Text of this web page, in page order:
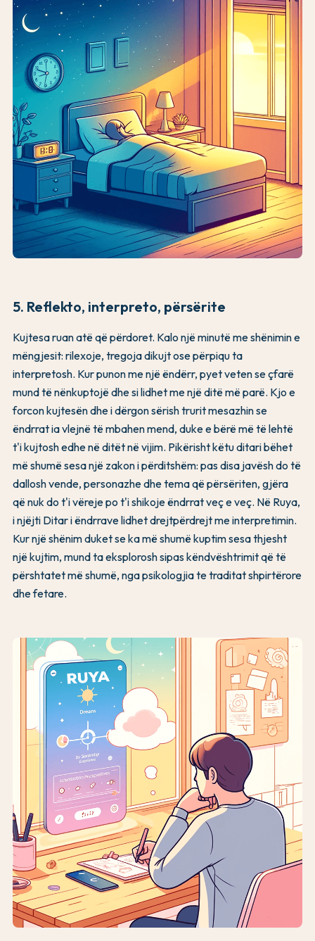
5. Reflekto, interpreto, përsërite
Kujtesa ruan atë që përdoret. Kalo një minutë me shënimin e
mëngjesit: rilexoje, tregoja dikujt ose përpiqu ta
interpretosh. Kur punon me një ëndërr, pyet veten se çfarë
mund të nënkuptojë dhe si lidhet me një ditë më parë. Kjo e
forcon kujtesën dhe i dërgon sërish trurit mesazhin se
ëndrrat ia vlejnë të mbahen mend, duke e bërë më të lehtë
t'i kujtosh edhe në ditët në vijim. Pikërisht këtu ditari bëhet
më shumë sesa një zakon i përditshëm: pas disa javësh do të
dallosh vende, personazhe dhe tema që përsëriten, gjëra
që nuk do t'i vëreje po t'i shikoje ëndrrat veç e veç. Në Ruya,
i njëjti Ditar i ëndrrave lidhet drejtpërdrejt me interpretimin.
Kur një shënim duket se ka më shumë kuptim sesa thjesht
një kujtim, mund ta eksplorosh sipas këndvështrimit që të
përshtatet më shumë, nga psikologjia te traditat shpirtërore
dhe fetare.